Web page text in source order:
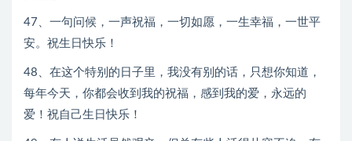
47、一句问候，一声祝福，一切如愿，一生幸福，一世平
安。祝生日快乐！
48、在这个特别的日子里，我没有别的话，只想你知道，
每年今天，你都会收到我的祝福，感到我的爱，永远的
爱！祝自己生日快乐！